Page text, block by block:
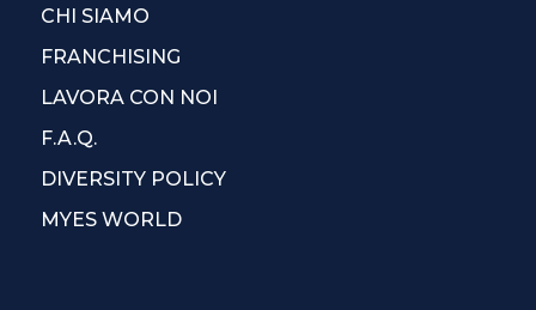
CHI SIAMO
FRANCHISING
LAVORA CON NOI
F.A.Q.
DIVERSITY POLICY
MYES WORLD